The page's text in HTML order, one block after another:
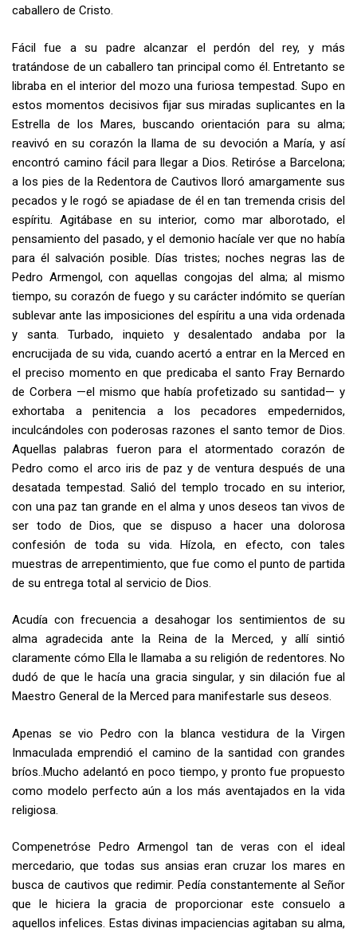
caballero de Cristo.
Fácil fue a su padre alcanzar el perdón del rey, y más
tratándose de un caballero tan principal como él. Entretanto se
libraba en el inte­rior del mozo una furiosa tempestad. Supo en
estos momentos deci­sivos fijar sus miradas suplicantes en la
Estrella de los Mares, buscando orientación para su alma;
reavivó en su corazón la llama de su devoción a María, y así
encontró camino fácil para llegar a Dios. Retiróse a Barcelona;
a los pies de la Redentora de Cautivos lloró amargamente sus
pecados y le rogó se apiadase de él en tan tremenda crisis del
espíritu. Agitábase en su interior, como mar alborotado, el
pensamiento del pasado, y el demonio hacíale ver que no había
para él salvación posible. Días tristes; noches negras las de
Pedro Armengol, con aquellas congojas del alma; al mismo
tiempo, su corazón de fuego y su carácter indómito se querían
sublevar ante las imposiciones del espíritu a una vida ordenada
y santa. Turbado, inquieto y desalentado andaba por la
encrucijada de su vida, cuando acertó a entrar en la Merced en
el preciso momento en que predicaba el santo Fray Bernardo
de Corbera —el mismo que había profetizado su santidad— y
exhortaba a penitencia a los pecadores empedernidos,
inculcándoles con poderosas razones el santo temor de Dios.
Aquellas palabras fueron para el atormentado corazón de
Pedro como el arco iris de paz y de ventura después de una
desatada tempestad. Salió del templo trocado en su inte­rior,
con una paz tan grande en el alma y unos deseos tan vivos de
ser todo de Dios, que se dispuso a hacer una dolorosa
confesión de toda su vida. Hízola, en efecto, con tales
muestras de arrepentimiento, que fue como el punto de partida
de su entrega total al servicio de Dios.
Acudía con frecuencia a desahogar los sentimientos de su
alma agradecida ante la Reina de la Merced, y allí sintió
claramente cómo Ella le lla­maba a su religión de redentores. No
dudó de que le hacía una gracia singular, y sin dilación fue al
Maestro General de la Merced para manifestarle sus deseos.
Apenas se vio Pedro con la blanca vestidura de la Virgen
Inmaculada emprendió el camino de la santidad con grandes
bríos..Mucho adelantó en poco tiempo, y pronto fue propuesto
como modelo perfecto aún a los más aventajados en la vida
religiosa.
Compenetróse Pedro Armengol tan de veras con el ideal
mercedario, que todas sus ansias eran cruzar los mares en
busca de cautivos que redimir. Pedía constantemente al Señor
que le hiciera la gracia de proporcionar este consuelo a
aquellos infelices. Estas divinas impaciencias agitaban su alma,